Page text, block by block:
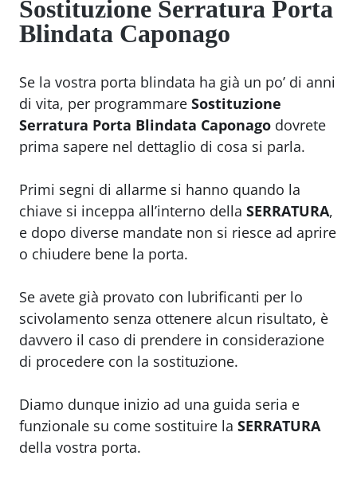
Sostituzione Serratura Porta
Blindata Caponago
Se la vostra porta blindata ha già un po’ di anni
di vita, per programmare Sostituzione
Serratura Porta Blindata Caponago dovrete
prima sapere nel dettaglio di cosa si parla.
Primi segni di allarme si hanno quando la
chiave si inceppa all’interno della SERRATURA,
e dopo diverse mandate non si riesce ad aprire
o chiudere bene la porta.
Se avete già provato con lubrificanti per lo
scivolamento senza ottenere alcun risultato, è
davvero il caso di prendere in considerazione
di procedere con la sostituzione.
Diamo dunque inizio ad una guida seria e
funzionale su come sostituire la SERRATURA
della vostra porta.